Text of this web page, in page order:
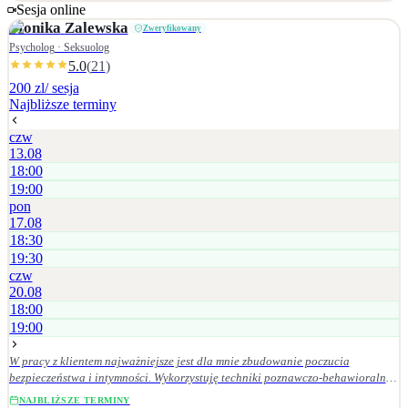
zagubienia, trudności w relacjach
Sesja online
Monika Zalewska Zweryfikowany
Psycholog · Seksuolog
5.0(21)
200 zl/ sesja
Najbliższe terminy
czw
13.08
18:00
19:00
pon
17.08
18:30
19:30
czw
20.08
18:00
19:00
W pracy z klientem najważniejsze jest dla mnie zbudowanie poczucia
bezpieczeństwa i intymności. Wykorzystuję techniki poznawczo-behawioralne,
podejście skoncentrowane na rozwiązaniach (TSR), polegające na
NAJBLIŻSZE TERMINY